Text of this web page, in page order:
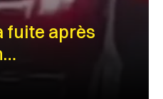
fuite après